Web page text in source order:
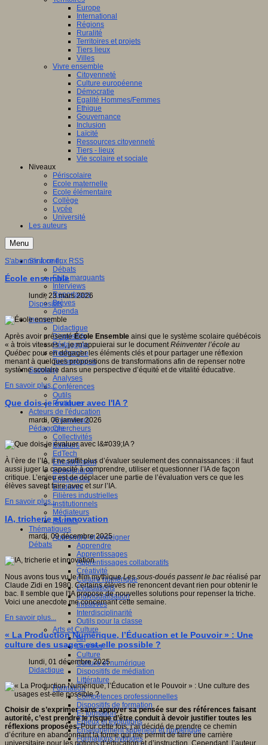
Europe
International
Régions
Ruralité
Territoires et projets
Tiers lieux
Villes
Vivre ensemble
Citoyenneté
Culture européenne
Démocratie
Egalité Hommes/Femmes
Ethique
Gouvernance
Inclusion
Laïcité
Ressources citoyenneté
Tiers - lieux
Vie scolaire et sociale
Niveaux
Périscolaire
Ecole maternelle
Ecole élémentaire
Collège
Lycée
Université
Les auteurs
Menu
S'informer
Débats
Faits marquants
Interviews
Reportages
Brèves
Agenda
Innover
Didactique
Dispositifs
Pédagogie
Recherche
Technologies
Savoir(s)
Analyses
Conférences
Outils
Pratiques
Acteurs de l'éducation
Animateurs
Chercheurs
Collectivités
Editeurs
EdTech
Encadrement
Enseignants
Entreprises
Etudiants
Filières industrielles
Institutionnels
Médiateurs
Parents
Thématiques
Apprendre et enseigner
Apprendre
Apprentissages
Apprentissages collaboratifs
Créativité
Culture numérique
Evaluations
Individualisation
Initiatives
Interdisciplinarité
Outils pour la classe
Arts et Culture
Art
Cinéma
Culture
Culture et numérique
Dispositifs de médiation
Littérature
Formation
Compétences professionnelles
Dispositifs de formation
E- formation
Enjeux et évolutions
Enseignement supérieur et numérique
Formations hybrides
S'abonner à ce flux RSS
École ensemble
lundi, 23 mars 2026
Dispositifs
Après avoir présentéÉcole Ensemble ainsi que le système scolaire québécois
« à trois vitesses », je m’appuierai sur le documentRéinventer l’école au
Québec pour en dégager les éléments clés et pour partager une réflexion
menant à quelques propositions de transformations afin de repenser notre
système scolaire dans une perspective d’équité et de vitalité éducative.
En savoir plus...
Que dois-je évaluer avec l'IA ?
mardi, 06 janvier 2026
Pédagogie
À l’ère de l’IA, il ne suffit plus d’évaluer seulement des connaissances : il faut
aussi juger la capacité à comprendre, utiliser et questionner l’IA de façon
critique. L’enjeu est de déplacer une partie de l’évaluation vers ce que les
élèves savent faireavec etsurl’IA.
En savoir plus...
IA, tricherie et innovation
mardi, 09 décembre 2025
Débats
Nous avons tous vu le film mythiqueLes sous-doués passent le bac réalisé par
Claude Zidi en 1980. Certains élèves ne renoncent devant rien pour obtenir le
bac. Il semble que l'IA propose de nouvelles solutions pour repenser la triche.
Voici une anecdote me concernant cette semaine.
En savoir plus...
« La Production Numérique, l’Éducation et le Pouvoir » : Une
culture des usages est-elle possible ?
lundi, 01 décembre 2025
Didactique
Choisir de s’exprimer sans appuyer sa pensée sur des références faisant
autorité, c’est prendre le risque d’être conduit à devoir justifier toutes les
réflexions proposées.Pour cette fois, j’ai décidé de prendre ce chemin
d’écriture en abandonnant la forme qui me permit de faire une carrière